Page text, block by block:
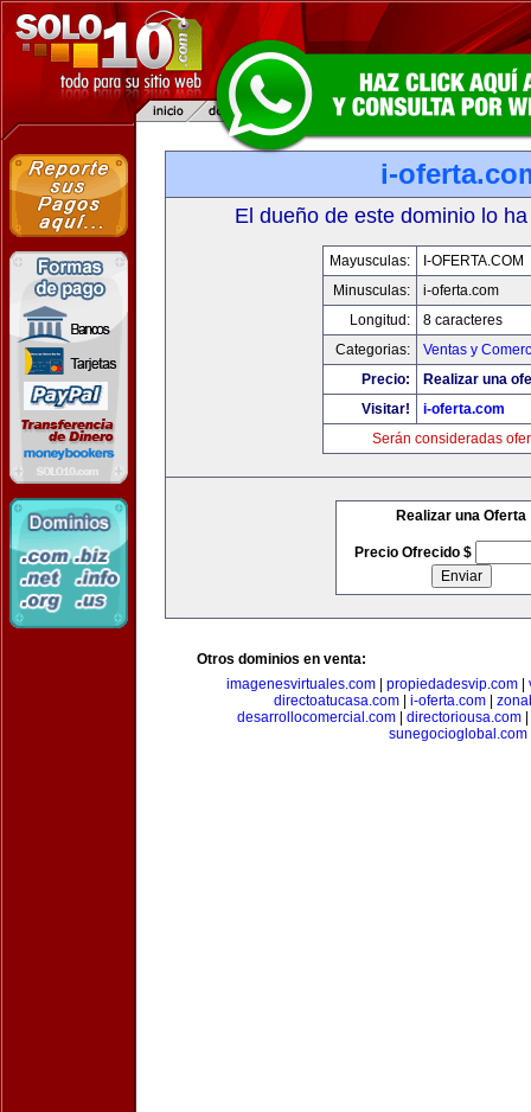
i-
El dueño de este dominio lo
Mayusculas:
I-OFERTA.COM
Minusculas:
i-oferta.com
Longitud:
8 caracteres
Categorias:
Ventas y
Precio:
Realizar una
Visitar!
i-oferta.com
Serán consideradas
Realizar una Oferta
Precio Ofrecido $
Otros dominios en venta:
imagenesvirtuales.com| propiedadesvip.com|
directoatucasa.com| i-oferta.com|
desarrollocomercial.com
directoriousa.com
sunegocioglobal.com